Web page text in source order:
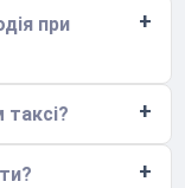
при
таксі?